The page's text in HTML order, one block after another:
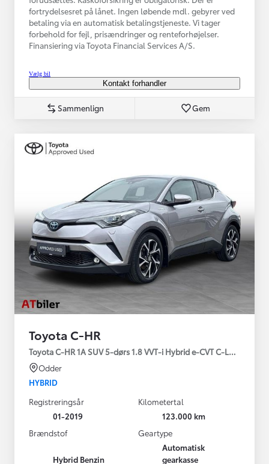
fortrydelsesret på lånet. Ingen løbende mdl. gebyrer ved
betaling via en automatisk betalingstjeneste. Vi tager
forbehold for fejl, prisændringer og renteforhøjelser.
Finansiering via Toyota Financial Services A/S.
Vælg bil
Kontakt forhandler
Sammenlign Gem
Toyota C-HR
Toyota C-HR 1A SUV 5-dørs 1.8 VVT-i Hybrid e-CVT C-LUB -
Odder
HYBRID
Registreringsår
01-2019
Kilometertal
123.000 km
Brændstof
Hybrid Benzin
Geartype
Automatisk
gearkasse